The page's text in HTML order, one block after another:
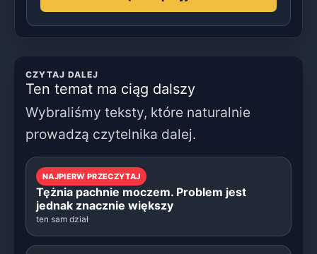
CZYTAJ DALEJ
Ten temat ma ciąg dalszy
Wybraliśmy teksty, które naturalnie
prowadzą czytelnika dalej.
NAJPIERW PRZECZYTAJ
Tężnia pachnie moczem. Problem jest
jednak znacznie większy
ten sam dział